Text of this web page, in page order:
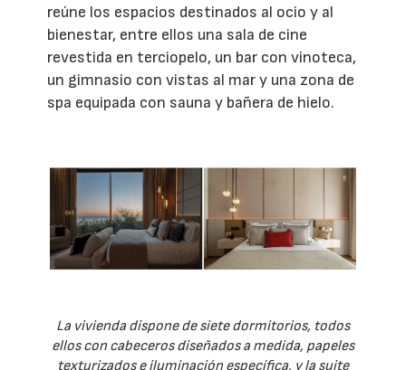
reúne los espacios destinados al ocio y al
bienestar, entre ellos una sala de cine
revestida en terciopelo, un bar con vinoteca,
un gimnasio con vistas al mar y una zona de
spa equipada con sauna y bañera de hielo.
La vivienda dispone de siete dormitorios, todos
ellos con cabeceros diseñados a medida, papeles
texturizados e iluminación específica, y la suite